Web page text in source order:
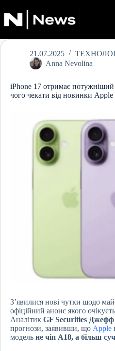
до
вмісту
21.07.2025
Anna Nevolina
iPhone 17 отримає потужніший
чого чекати від новинки
З’явилися нові чутки щодо
офіційний анонс якого
Аналітик GF Securities
прогнози, заявивши, що Apple
модель не чіп A18, а більш